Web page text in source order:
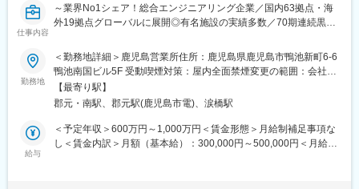
工に強みを持ちます。規模の大きな案件に携わることができるの
が当社の魅力です。
■働き方
・土日祝日休みで月平均残業時間20時間前後と働きやすい環境。
→案件の受注先がNEXCO様などの国の機関と関りが深い会社のた
め、全社的に残業を抑制しようという風土があります。
受注案件の期間が長いため、3年から5年の頻度で転勤が発生する
可能性がございます。
仕事内容
～業界No1シェア！総合エンジニアリング企業／国内63拠点・海
外19拠点グローバルに展開◎有名施設の実績多数／70期連続黒字
境整備に向けた取り組みを強化中◎～
■業務内容：
「地域冷暖房システム」の国内シェアは業界No1！設備の総合エ
ンジニアリングを手掛ける業界有数のグローバル企業である当社
において空調設備・給排水・衛生設備等の施工管理をお任せいた
します。
勤務地
＜勤務地詳細＞鹿児島営業所住所：鹿児島県鹿児島市鴨池新町6-6
鴨池南国ビル5F 受動喫煙対策：屋内全面禁煙変更の範囲：会社の
定める事業所
【最寄り駅】
郡元・南駅、郡元駅(鹿児島市電)、涙橋駅
給与
＜予定年収＞600万円～1,000万円＜賃金形態＞月給制補足事項な
し＜賃金内訳＞月額（基本給）：300,000円～500,000円＜月給＞